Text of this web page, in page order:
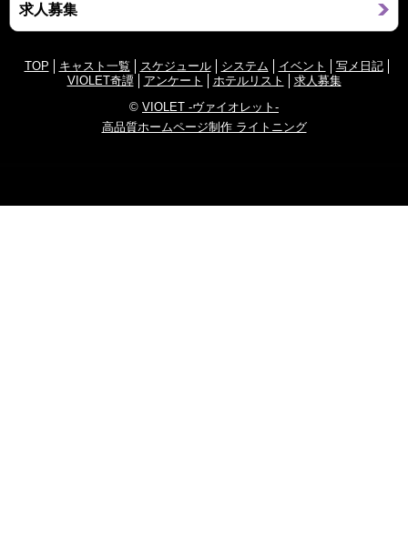
求人募集
TOP キャスト一覧 スケジュール システム イベント
写メ日記
VIOLET奇譚
アンケート ホテルリスト
求人募集
© VIOLET -ヴァイオレット-
高品質ホームページ制作 ライトニング